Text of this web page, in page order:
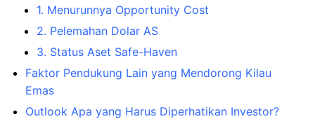
1. Menurunnya Opportunity Cost
2. Pelemahan Dolar AS
3. Status Aset Safe-Haven
Faktor Pendukung Lain yang Mendorong Kilau
Emas
Outlook Apa yang Harus Diperhatikan Investor?